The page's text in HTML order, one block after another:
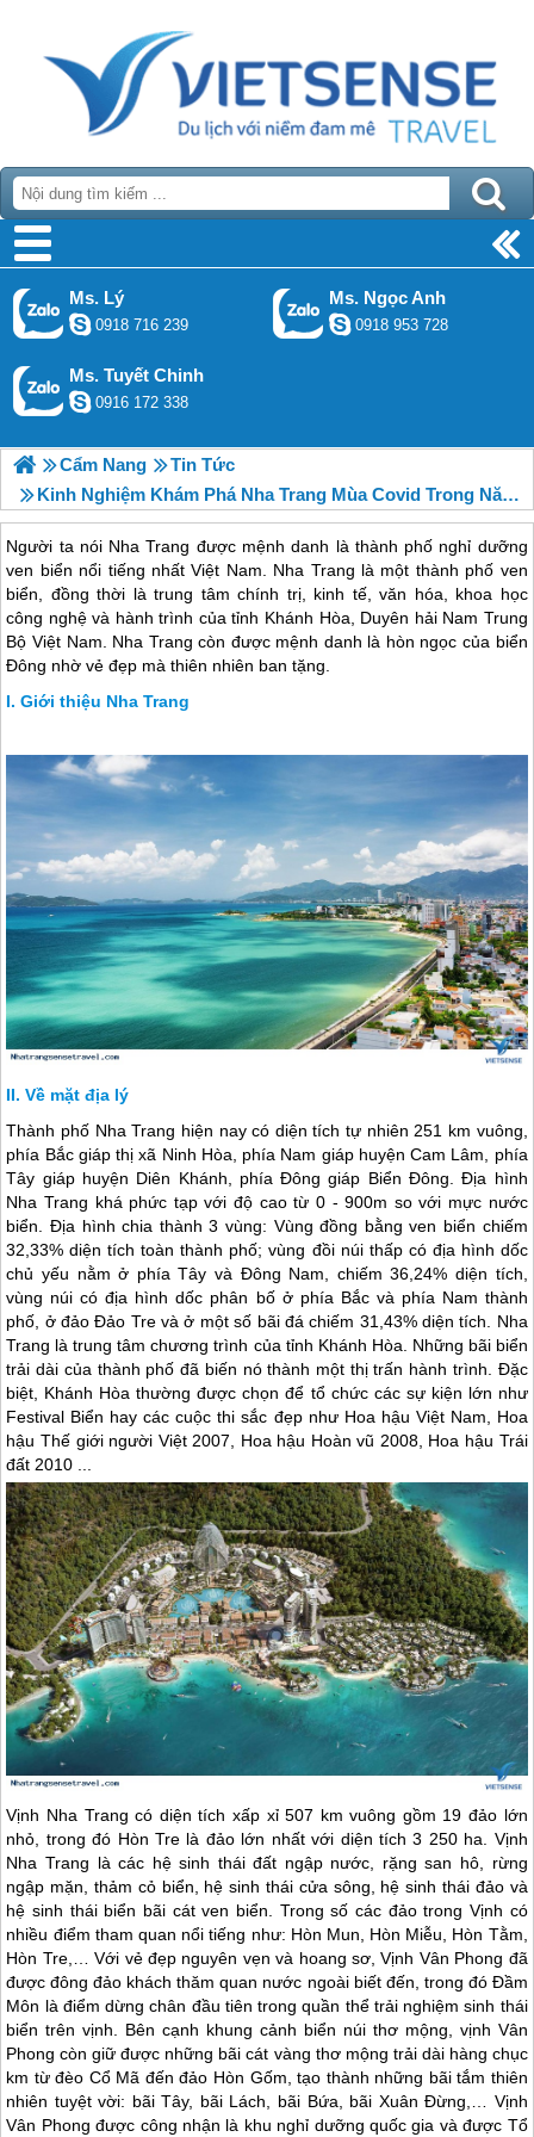
Ms. Lý
0918 716 239
Ms. Ngọc Anh
0918 953 728
Ms. Tuyết Chinh
0916 172 338
Cẩm Nang
Tin Tức
Kinh Nghiệm Khám Phá Nha Trang Mùa Covid Trong Năm 2021
Người ta nói Nha Trang được mệnh danh là thành phố nghỉ dưỡng
ven biển nổi tiếng nhất Việt Nam. Nha Trang là một thành phố ven
biển, đồng thời là trung tâm chính trị, kinh tế, văn hóa, khoa học
công nghệ và hành trình của tỉnh Khánh Hòa, Duyên hải Nam Trung
Bộ Việt Nam. Nha Trang còn được mệnh danh là hòn ngọc của biển
Đông nhờ vẻ đẹp mà thiên nhiên ban tặng.
Giới thiệu Nha Trang
Về mặt địa lý
Thành phố Nha Trang hiện nay có diện tích tự nhiên 251 km vuông,
phía Bắc giáp thị xã Ninh Hòa, phía Nam giáp huyện Cam Lâm, phía
Tây giáp huyện Diên Khánh, phía Đông giáp Biển Đông. Địa hình
Nha Trang khá phức tạp với độ cao từ 0 - 900m so với mực nước
biển. Địa hình chia thành 3 vùng: Vùng đồng bằng ven biển chiếm
32,33% diện tích toàn thành phố; vùng đồi núi thấp có địa hình dốc
chủ yếu nằm ở phía Tây và Đông Nam, chiếm 36,24% diện tích,
vùng núi có địa hình dốc phân bố ở phía Bắc và phía Nam thành
phố, ở đảo Đảo Tre và ở một số bãi đá chiếm 31,43% diện tích. Nha
Trang là trung tâm chương trình của tỉnh Khánh Hòa. Những bãi biển
trải dài của thành phố đã biến nó thành một thị trấn hành trình. Đặc
biệt, Khánh Hòa thường được chọn để tổ chức các sự kiện lớn như
Festival Biển hay các cuộc thi sắc đẹp như Hoa hậu Việt Nam, Hoa
hậu Thế giới người Việt 2007, Hoa hậu Hoàn vũ 2008, Hoa hậu Trái
đất 2010 ...
Vịnh Nha Trang có diện tích xấp xỉ 507 km vuông gồm 19 đảo lớn
nhỏ, trong đó Hòn Tre là đảo lớn nhất với diện tích 3 250 ha. Vịnh
Nha Trang là các hệ sinh thái đất ngập nước, rặng san hô, rừng
ngập mặn, thảm cỏ biển, hệ sinh thái cửa sông, hệ sinh thái đảo và
hệ sinh thái biển bãi cát ven biển. Trong số các đảo trong Vịnh có
nhiều điểm tham quan nổi tiếng như: Hòn Mun, Hòn Miễu, Hòn Tằm,
Hòn Tre,… Với vẻ đẹp nguyên vẹn và hoang sơ, Vịnh Vân Phong đã
được đông đảo khách thăm quan nước ngoài biết đến, trong đó Đầm
Môn là điểm dừng chân đầu tiên trong quần thể trải nghiệm sinh thái
biển trên vịnh. Bên cạnh khung cảnh biển núi thơ mộng, vịnh Vân
Phong còn giữ được những bãi cát vàng thơ mộng trải dài hàng chục
km từ đèo Cổ Mã đến đảo Hòn Gốm, tạo thành những bãi tắm thiên
nhiên tuyệt vời: bãi Tây, bãi Lách, bãi Bứa, bãi Xuân Đừng,… Vịnh
Vân Phong được công nhận là khu nghỉ dưỡng quốc gia và được Tổ